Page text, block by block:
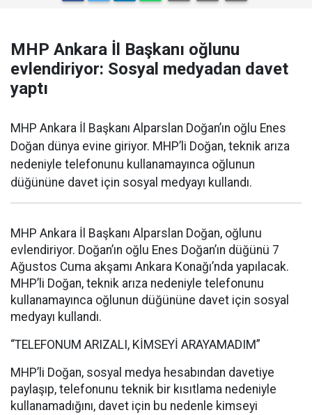
MHP Ankara İl Başkanı oğlunu
evlendiriyor: Sosyal medyadan davet
yaptı
MHP Ankara İl Başkanı Alparslan Doğan’ın oğlu Enes
Doğan dünya evine giriyor. MHP’li Doğan, teknik arıza
nedeniyle telefonunu kullanamayınca oğlunun
düğününe davet için sosyal medyayı kullandı.
MHP Ankara İl Başkanı Alparslan Doğan, oğlunu
evlendiriyor. Doğan’ın oğlu Enes Doğan’ın düğünü 7
Ağustos Cuma akşamı Ankara Konağı’nda yapılacak.
MHP’li Doğan, teknik arıza nedeniyle telefonunu
kullanamayınca oğlunun düğününe davet için sosyal
medyayı kullandı.
“TELEFONUM ARIZALI, KİMSEYİ ARAYAMADIM”
MHP’li Doğan, sosyal medya hesabından davetiye
paylaşıp, telefonunu teknik bir kısıtlama nedeniyle
kullanamadığını, davet için bu nedenle kimseyi